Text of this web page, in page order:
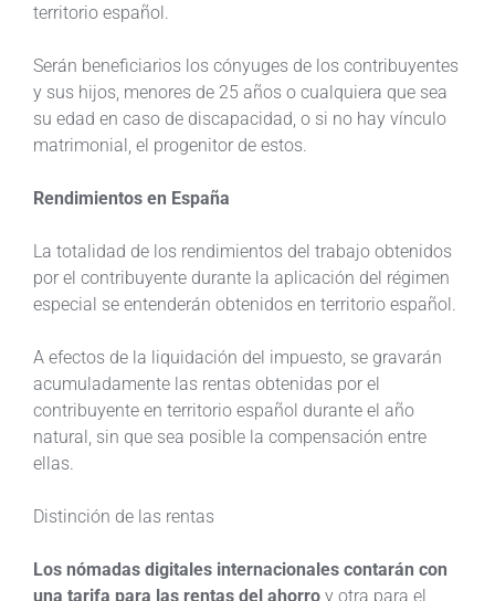
territorio español.
Serán beneficiarios los cónyuges de los contribuyentes
y sus hijos, menores de 25 años o cualquiera que sea
su edad en caso de discapacidad, o si no hay vínculo
matrimonial, el progenitor de estos.
Rendimientos en España
La totalidad de los rendimientos del trabajo obtenidos
por el contribuyente durante la aplicación del régimen
especial se entenderán obtenidos en territorio español.
A efectos de la liquidación del impuesto, se gravarán
acumuladamente las rentas obtenidas por el
contribuyente en territorio español durante el año
natural, sin que sea posible la compensación entre
ellas.
Distinción de las rentas
Los nómadas digitales internacionales contarán con
una tarifa para las rentas del ahorro y otra para el